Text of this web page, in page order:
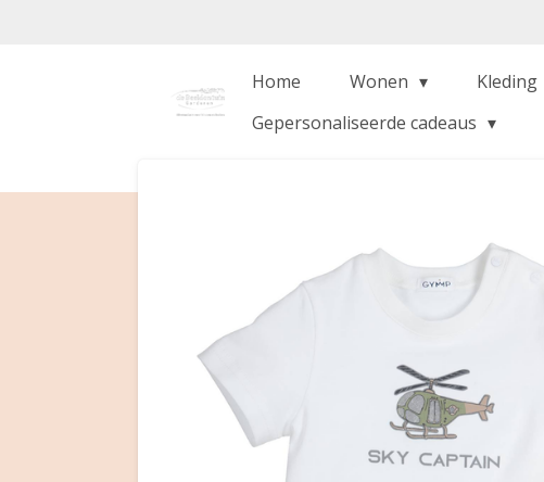
Home Wonen Kleding
Gepersonaliseerde cadeaus